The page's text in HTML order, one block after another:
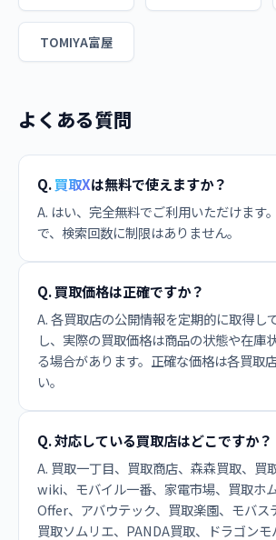
TOMIYA富屋
よくある質問
Q.買取Xは無料で使えますか？
A. はい、完全無料でご利用いただけます
で、検索回数に制限はありません。
Q. 買取価格は正確ですか？
A. 各買取店の公開情報を定期的に取得し
し、実際の買取価格は商品の状態や在庫
る場合があります。正確な価格は各買取
い。
Q. 対応している買取店はどこですか？
A. 買取一丁目、買取商店、森森買取、買
wiki、モバイル一番、家電市場、買取ホ
Offer、アバウテック、買取楽園、モバス
買取ソムリエ、PANDA買取、ドラゴン